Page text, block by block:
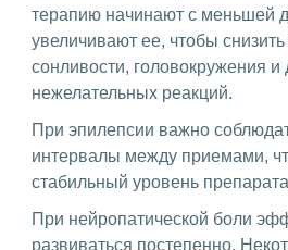
терапию начинают с меньшей
увеличивают ее, чтобы
сонливости, головокружения и
нежелательных реакций.
При эпилепсии важно
интервалы между приемами,
стабильный уровень
При нейропатической боли
развиваться постепенно.